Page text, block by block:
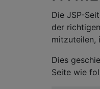
Die JSP-
der
mitzuteilen,
Dies
Seite wie